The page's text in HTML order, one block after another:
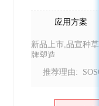
应用方案
新品上市,品宣种
牌塑造